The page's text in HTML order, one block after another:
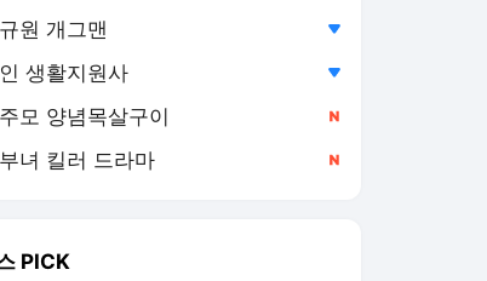
원 개그맨
생활지원사
모 양념목살구이
녀 킬러 드라마
PICK